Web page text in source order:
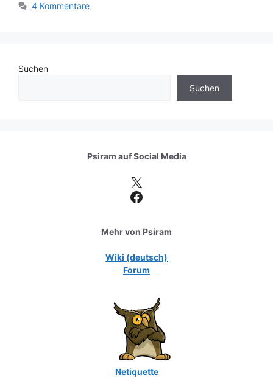
4 Kommentare
Suchen
Suchen
Psiram aufSocial Media
X
Facebook
Mehr von Psiram
Wiki (deutsch)
Forum
Netiquette